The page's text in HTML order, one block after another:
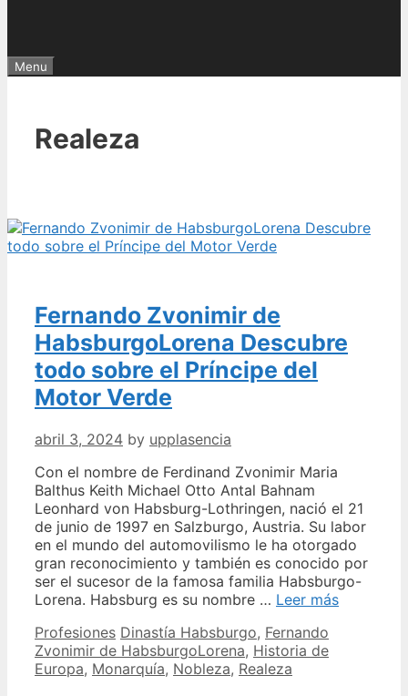
Menu
Realeza
Fernando Zvonimir de
HabsburgoLorena Descubre
todo sobre el Príncipe del
Motor Verde
abril 3, 2024 by upplasencia
Con el nombre de Ferdinand Zvonimir Maria
Balthus Keith Michael Otto Antal Bahnam
Leonhard von Habsburg-Lothringen, nació el 21
de junio de 1997 en Salzburgo, Austria. Su labor
en el mundo del automovilismo le ha otorgado
gran reconocimiento y también es conocido por
ser el sucesor de la famosa familia Habsburgo-
Lorena. Habsburg es su nombre … Leer másFernando
Categories
Profesiones Tags
Dinastía Habsburgo, Fernando
Zvonimir de HabsburgoLorena, Historia de
Europa, Monarquía, Nobleza, Realeza